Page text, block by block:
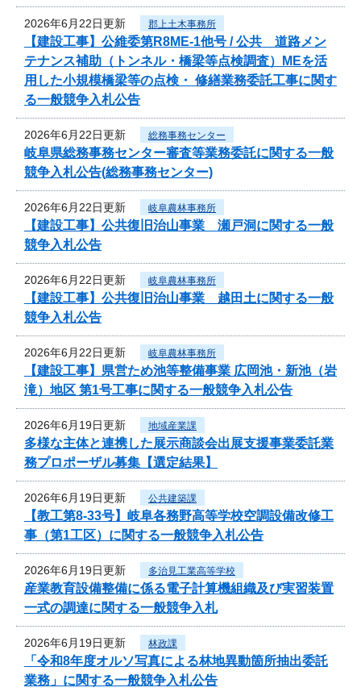
2026年6月22日更新 郡上土木事務所
【建設工事】公維委第R8ME-1他号 / 公共 道路メン
テナンス補助（トンネル・橋梁等点検調査）MEを活
用した小規模橋梁等の点検・ 修繕業務委託工事に関す
る一般競争入札公告
2026年6月22日更新 総務事務センター
岐阜県総務事務センター審査等業務委託に関する一般
競争入札公告(総務事務センター)
2026年6月22日更新 岐阜農林事務所
【建設工事】公共復旧治山事業 瀬戸洞に関する一般
競争入札公告
2026年6月22日更新 岐阜農林事務所
【建設工事】公共復旧治山事業 越田土に関する一般
競争入札公告
2026年6月22日更新 岐阜農林事務所
【建設工事】県営ため池等整備事業 広岡池・新池（岩
滝）地区 第1号工事に関する一般競争入札公告
2026年6月19日更新 地域産業課
多様な主体と連携した展示商談会出展支援事業委託業
務プロポーザル募集【選定結果】
2026年6月19日更新 公共建築課
【教工第8-33号】岐阜各務野高等学校空調設備改修工
事（第1工区）に関する一般競争入札公告
2026年6月19日更新 多治見工業高等学校
産業教育設備整備に係る電子計算機組織及び実習装置
一式の調達に関する一般競争入札
2026年6月19日更新 林政課
「令和8年度オルソ写真による林地異動箇所抽出委託
業務」に関する一般競争入札公告